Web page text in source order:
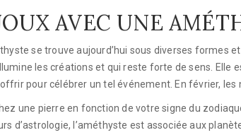
AVEC UNE
se trouve aujourd’hui sous diverses formes
les créations et qui reste forte de sens. Elle
pour célébrer un tel événement. En février,
une pierre en fonction de votre signe du
d’astrologie, l’améthyste est associée aux